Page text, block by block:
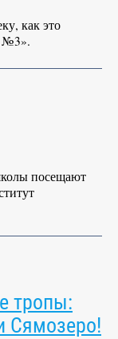
как это
№3».
посещают
тропы:
Сямозеро!